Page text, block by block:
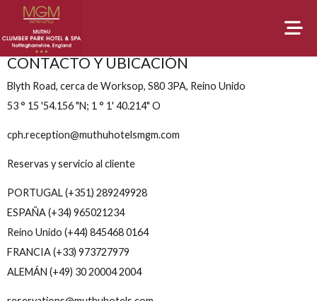
Muthu Clumberpark Hotel and Spa
CONTACTO Y UBICACIÓN
Blyth Road, cerca de Worksop, S80 3PA, Reino Unido
PORTUGAL (+351) 289249928
ESPAÑA (+34) 965021234
Reino Unido (+44) 845468 0164
FRANCIA (+33) 973727979